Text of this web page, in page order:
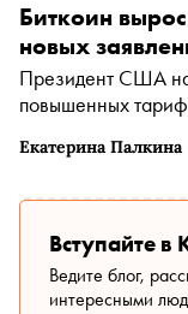
Екатерина Палкина
Биткоин
новых
Президент США на
повышенных
Вступайте в
Ведите блог,
интересными